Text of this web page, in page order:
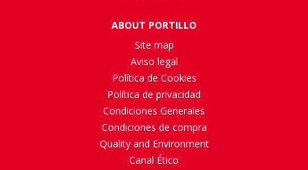
ABOUT PORTILLO
Site map
Aviso legal
Política de Cookies
Política de privacidad
Condiciones Generales
Condiciones de compra
Quality and Environment
Canal Ético